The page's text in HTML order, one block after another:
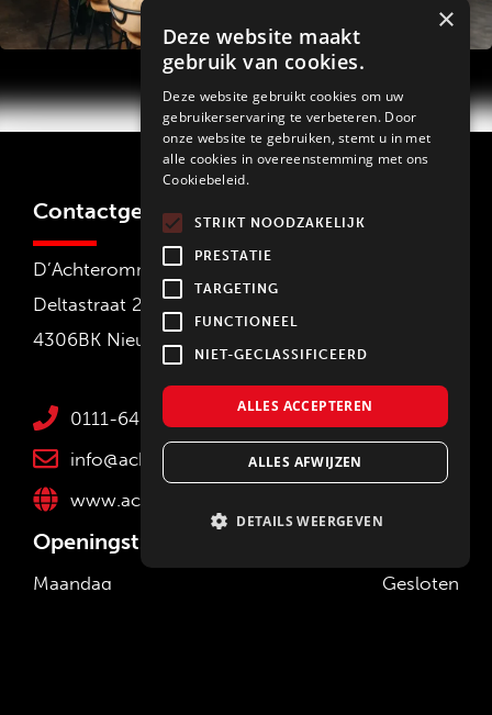
Contactgegevens d' Achteromme
D’Achteromme
Deltastraat 22
4306BK Nieuwerkerk
0111-642236
info@achteromme.nl
www.achteromme.nl
Openingstijden d' Achteromme
Maandag
Gesloten
×
Deze website maakt
gebruik van cookies.
Deze website gebruikt cookies om uw
gebruikerservaring te verbeteren. Door
onze website te gebruiken, stemt u in met
alle cookies in overeenstemming met ons
Cookiebeleid.
STRIKT NOODZAKELIJK
PRESTATIE
TARGETING
FUNCTIONEEL
NIET-GECLASSIFICEERD
ALLES ACCEPTEREN
ALLES AFWIJZEN
DETAILS WEERGEVEN